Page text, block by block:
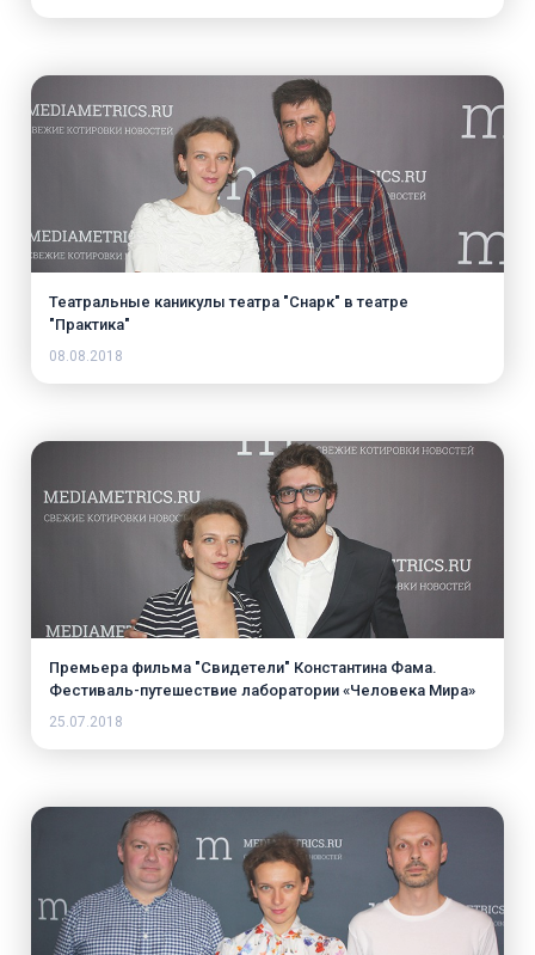
Театральные каникулы театра "Снарк" в театре
"Практика"
08.08.2018
Премьера фильма "Свидетели" Константина Фама.
Фестиваль-путешествие лаборатории «Человека Мира»
25.07.2018